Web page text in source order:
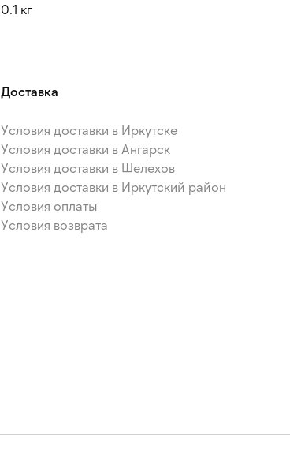
0.1 кг
Доставка
Условия доставки в Иркутске
Условия доставки в Ангарск
Условия доставки в Шелехов
Условия доставки в Иркутский район
Условия оплаты
Условия возврата